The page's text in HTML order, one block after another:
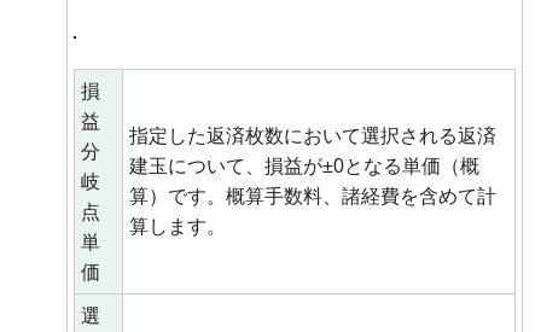
損
益
分
岐
点
単
価
指定した返済枚数において選択される返済
建玉について、損益が±0となる単価（概
算）です。概算手数料、諸経費を含めて計
算します。
選